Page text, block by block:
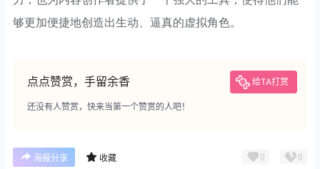
够更加便捷地创造出生动、逼真的虚拟角色。
点点赞赏，手留余香 给TA打赏
还没有人赞赏，快来当第一个赞赏的人吧！
海报分享 收藏 0 0